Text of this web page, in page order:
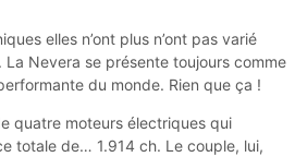
elles n’ont plus n’ont pas varié
Nevera se présente toujours comme
du monde. Rien que ça !
quatre moteurs électriques qui
totale de… 1.914 ch. Le couple, lui,